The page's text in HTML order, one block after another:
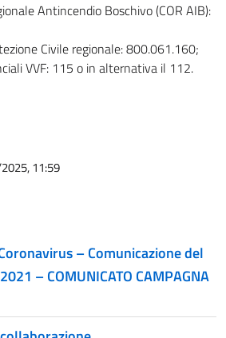
Antincendio Boschivo (COR AIB):
Civile regionale: 800.061.160;
VVF: 115 o in alternativa il 112.
11:59
– Comunicazione del
– COMUNICATO CAMPAGNA